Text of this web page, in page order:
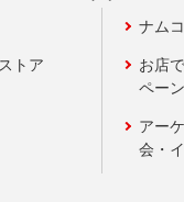
トア
ナム
お店
ペーン
アー
会・